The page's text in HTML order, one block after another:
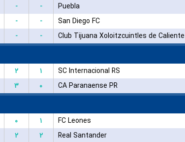
- - Puebla
- - San Diego FC
- - Club Tijuana Xoloitzcuintles de Caliente
۲ ۱ SC Internacional RS
۳ ۰ CA Paranaense PR
۰ ۱ FC Leones
۲ ۲ Real Santander